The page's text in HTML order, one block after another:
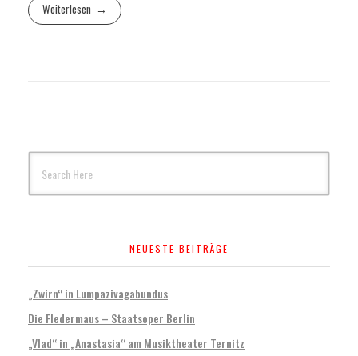
Weiterlesen
NEUESTE BEITRÄGE
„Zwirn“ in Lumpazivagabundus
Die Fledermaus – Staatsoper Berlin
„Vlad“ in „Anastasia“ am Musiktheater Ternitz